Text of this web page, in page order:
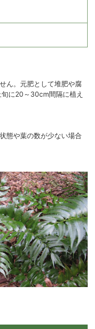
ん。元肥として堆肥や腐
に20～30cm間隔に植え
態や葉の数が少ない場合